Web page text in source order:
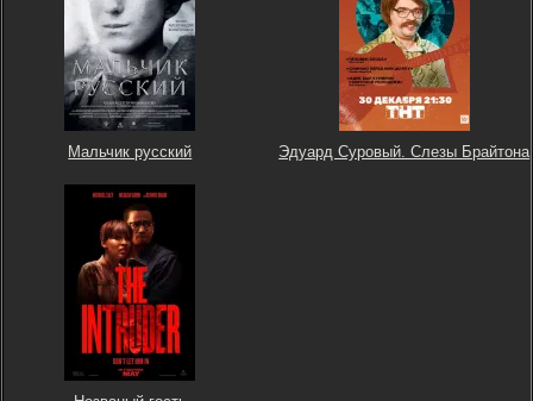
Мальчик русский Эдуард Суровый. Слезы Брайтона